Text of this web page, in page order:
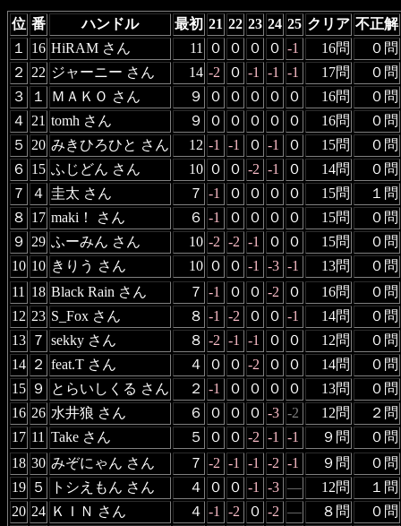
位 番 ハンドル 最初 21 22 23 24 25 クリア 不正解
１
16 HiRAM さん 11 ０ ０ ０ ０ -1 16問
０問
２
22 ジャーニー さん 14 -2 ０ -1 -1 -1 17問
０問
３
１ ＭＡＫＯ さん ９ ０ ０ ０ ０ ０ 16問
０問
４ 21 tomh さん ９ ０ ０ ０ ０ ０ 16問
０問
５
20 みきひろひと さん 12 -1 -1 ０ -1 ０ 15問
０問
６
15 ふじどん さん 10 ０ ０ -2 -1 ０ 14問
０問
７
４ 圭太 さん ７ -1 ０ ０ ０ ０ 15問
１問
８ 17 maki！ さん ６ -1 ０ ０ ０ ０ 15問
０問
９
29 ふーみん さん 10 -2 -2 -1 ０ ０ 15問
０問
10 10 きりう さん 10 ０ ０ -1 -3 -1 13問
０問
11
18 Black Rain さん ７ -1 ０ ０ -2 ０ 16問
０問
12 23 S_Fox さん ８ -1 -2 ０ ０ -1 14問
０問
13 ７ sekky さん ８ -2 -1 -1 ０ ０ 12問
０問
14 ２ feat.T さん ４ ０ ０ -2 ０ ０ 14問
０問
15 ９ とらいしくる さん ２ -1 ０ ０ ０ ０ 13問
０問
16 26 水井狼 さん ６ ０ ０ ０ -3 -2 12問
２問
17 11 Take さん ５ ０ ０ -2 -1 -1 ９問
０問
18 30 みぞにゃん さん ７ -2 -1 -1 -2 -1 ９問
０問
19 ５ トシえもん さん ４ ０ ０ -1 -3 ― 12問
１問
20 24 ＫＩＮ さん ４ -1 -2 ０ -2 ― ８問
０問